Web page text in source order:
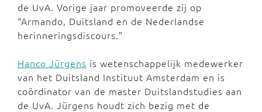
de UvA. Vorige jaar promoveerde zij op
“Armando, Duitsland en de Nederlandse
herinneringsdiscours.”
Hanco Jürgens is wetenschappelijk medewerker
van het Duitsland Instituut Amsterdam en is
coördinator van de master Duitslandstudies aan
de UvA. Jürgens houdt zich bezig met de